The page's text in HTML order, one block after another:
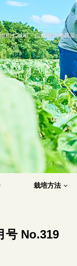
市七城町・自然栽培無農薬
栽培方法
号 No.319